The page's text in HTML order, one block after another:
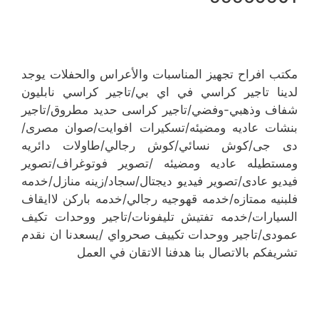
مكتب افراح تجهيز المناسبات والأعراس والحفلات ‎يوجد
لدينا تاجير كراسي في اي بي/تاجير كراسي نابليون
شفاف وذهبي-وفضي/تاجير كراسى حديد مطروق/تاجير
بنشات عاديه ومضيئه/تسكيرات افوايت/صوان مصرى/
دى جى/كوش نسائي/كوش رجالي/طاولات دائريه
ومستطيله عاديه ومضيئه /تصوير فوتوغراف/تصوير
فيديو عادى/تصوير فيديو ديجتال/سجاد/زينه منازل/خدمه
فلبنيه ممتازه/خدمه قهوجيه رجالي/خدمه باركن لاايقاف
السيارات/خدمه تفتيش تليفونات/تاجير ووحدات تكيف
عمودى/تاجير ووحدات تكييف صحرواي /يسعدنا ان نقدم
تشريفكم بالاتصال بنا هدفنا الاتقان في العمل